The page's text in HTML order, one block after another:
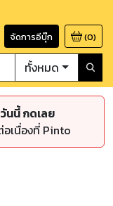
จัดการอีบุ๊ก (0)
ทั้งหมด
นนี้ กดเลย
เนื่องที่ Pinto